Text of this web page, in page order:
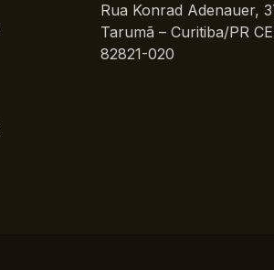
Rua Konrad Adenauer,
Tarumã – Curitiba/PR
82821-020